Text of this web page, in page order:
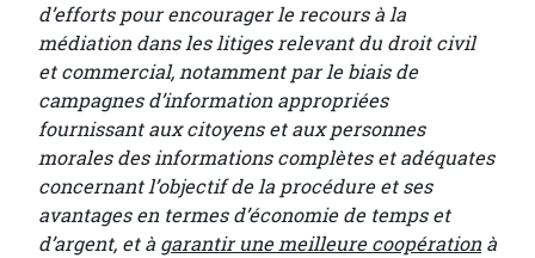
d’efforts pour encourager le recours à la
médiation dans les litiges relevant du droit civil
et commercial, notamment par le biais de
campagnes d’information appropriées
fournissant aux citoyens et aux personnes
morales des informations complètes et adéquates
concernant l’objectif de la procédure et ses
avantages en termes d’économie de temps et
d’argent, et àgarantir une meilleure coopération à